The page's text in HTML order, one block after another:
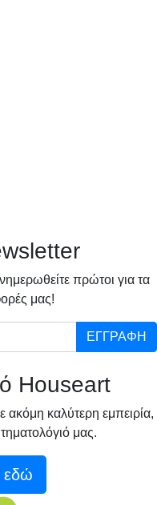
πρώτοι για τα
μας!
ΕΓΓΡΑΦΗ
Houseart
καλύτερη εμπειρία,
μας.
εδώ